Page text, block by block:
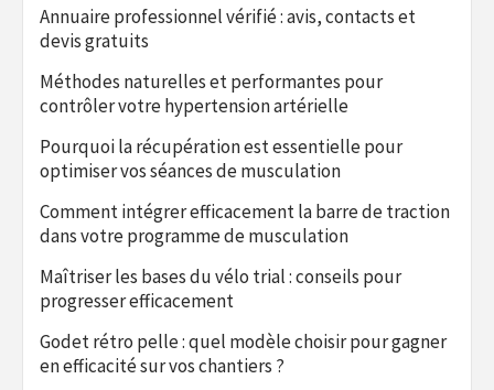
Annuaire professionnel vérifié : avis, contacts et
devis gratuits
Méthodes naturelles et performantes pour
contrôler votre hypertension artérielle
Pourquoi la récupération est essentielle pour
optimiser vos séances de musculation
Comment intégrer efficacement la barre de traction
dans votre programme de musculation
Maîtriser les bases du vélo trial : conseils pour
progresser efficacement
Godet rétro pelle : quel modèle choisir pour gagner
en efficacité sur vos chantiers ?